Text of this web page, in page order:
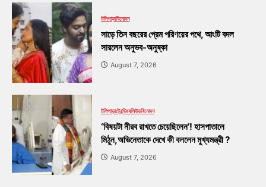
টলিপাড়াবিনোদন
সাড়ে তিন বছরের প্রেম পরিণয়ের পথে, আংটি বদল
সারলেন অনুভব-অনুষ্কা
August 7, 2026
টলিপাড়াট্রেন্ডিংবলিউডবিনোদন
‘বিষয়টা নীরব রাখতে চেয়েছিলেন’! হাসপাতালে
মিঠুন,অভিনেতাকে দেখে কী বললেন মুখ্যমন্ত্রী ?
August 7, 2026